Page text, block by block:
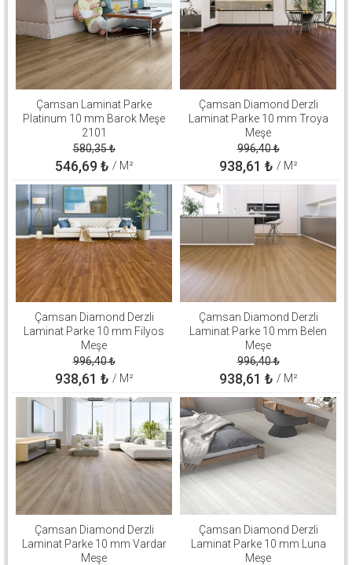
Çamsan Laminat Parke
Platinum 10 mm Barok Meşe
2101
580,35₺
546,69₺ / M²
Çamsan Diamond Derzli
Laminat Parke 10 mm Troya
Meşe
996,40₺
938,61 ₺ / M²
Çamsan Diamond Derzli
Laminat Parke 10 mm Filyos
Meşe
996,40₺
938,61 ₺ / M²
Çamsan Diamond Derzli
Laminat Parke 10 mm Belen
Meşe
996,40₺
938,61 ₺ / M²
Çamsan Diamond Derzli
Laminat Parke 10 mm Vardar
Meşe
Çamsan Diamond Derzli
Laminat Parke 10 mm Luna
Meşe